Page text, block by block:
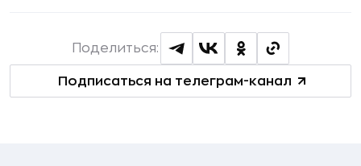
Подписаться на телеграм-канал
Поделиться: